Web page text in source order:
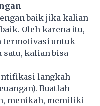
baik jika kalian
Oleh karena itu,
termotivasi untuk
satu, kalian bisa
langkah-
Buatlah
menikah, memiliki